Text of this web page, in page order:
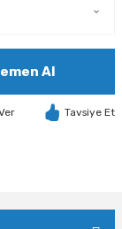
Al
Tavsiye Et